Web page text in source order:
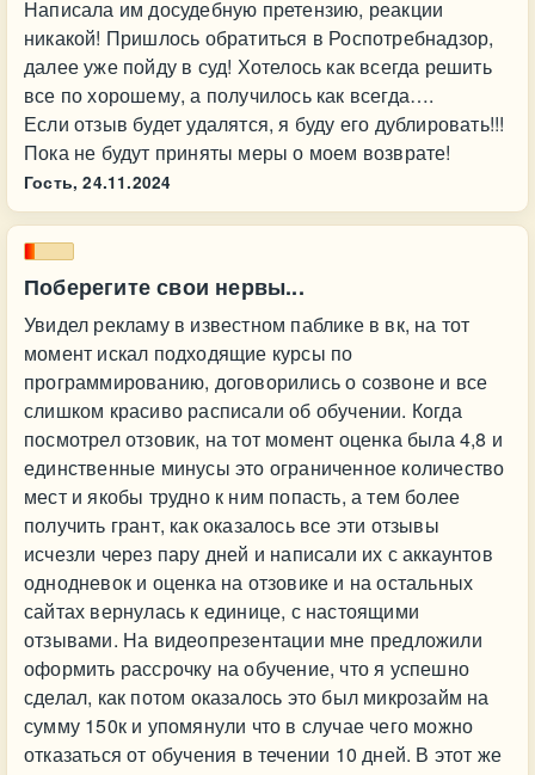
Написала им досудебную претензию, реакции
никакой! Пришлось обратиться в Роспотребнадзор,
далее уже пойду в суд! Хотелось как всегда решить
все по хорошему, а получилось как всегда….
Если отзыв будет удалятся, я буду его дублировать!!!
Пока не будут приняты меры о моем возврате!
Гость, 24.11.2024
Поберегите свои нервы...
Увидел рекламу в известном паблике в вк, на тот
момент искал подходящие курсы по
программированию, договорились о созвоне и все
слишком красиво расписали об обучении. Когда
посмотрел отзовик, на тот момент оценка была 4,8 и
единственные минусы это ограниченное количество
мест и якобы трудно к ним попасть, а тем более
получить грант, как оказалось все эти отзывы
исчезли через пару дней и написали их с аккаунтов
однодневок и оценка на отзовике и на остальных
сайтах вернулась к единице, с настоящими
отзывами. На видеопрезентации мне предложили
оформить рассрочку на обучение, что я успешно
сделал, как потом оказалось это был микрозайм на
сумму 150к и упомянули что в случае чего можно
отказаться от обучения в течении 10 дней. В этот же